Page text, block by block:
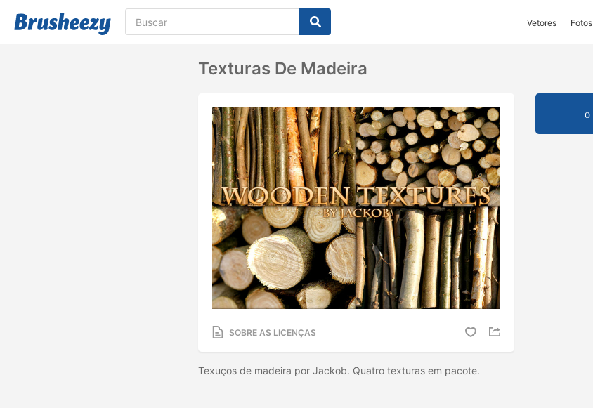
Vetores Fotos
Texturas De Madeira
SOBRE AS LICENÇAS
Texuços de madeira por Jackob. Quatro texturas em pacote.